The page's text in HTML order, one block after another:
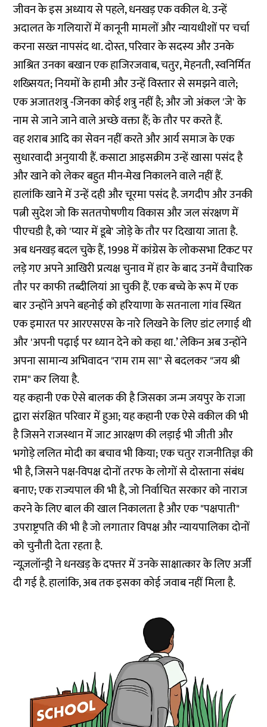
जीवन के इस अध्याय से पहले, धनखड़ एक वकील थे. उन्हें
अदालत के गलियारों में कानूनी मामलों और न्यायधीशों पर चर्चा
करना सख्त नापसंद था. दोस्त, परिवार के सदस्य और उनके
आश्रित उनका बखान एक हाजिरजवाब, चतुर, मेहनती, स्वनिर्मित
शख्सियत; नियमों के हामी और उन्हें विस्तार से समझने वाले;
एक अजातशत्रु -जिनका कोई शत्रु नहीं है; और जो अंकल 'जे' के
नाम से जाने जाने वाले अच्छे वक्ता हैं; के तौर पर करते हैं.
वह शराब आदि का सेवन नहीं करते और आर्य समाज के एक
सुधारवादी अनुयायी हैं. कसाटा आइसक्रीम उन्हें खासा पसंद है
और खाने को लेकर बहुत मीन-मेख निकालने वाले नहीं हैं.
हालांकि खाने में उन्हें दही और चूरमा पसंद है. जगदीप और उनकी
पत्नी सुदेश जो कि सततपोषणीय विकास और जल संरक्षण में
पीएचडी है, को 'प्यार में डूबे' जोड़े के तौर पर दिखाया जाता है.
अब धनखड़ बदल चुके हैं, 1998 में कांग्रेस के लोकसभा टिकट पर
लड़े गए अपने आखिरी प्रत्यक्ष चुनाव में हार के बाद उनमें वैचारिक
तौर पर काफी तब्दीलियां आ चुकी हैं. एक बच्चे के रूप में एक
बार उन्होंने अपने बहनोई को हरियाणा के सतनाला गांव स्थित
एक इमारत पर आरएसएस के नारे लिखने के लिए डांट लगाई थी
और 'अपनी पढ़ाई पर ध्यान देने को कहा था.’ लेकिन अब उन्होंने
अपना सामान्य अभिवादन "राम राम सा" से बदलकर "जय श्री
राम" कर लिया है.
यह कहानी एक ऐसे बालक की है जिसका जन्म जयपुर के राजा
द्वारा संरक्षित परिवार में हुआ; यह कहानी एक ऐसे वकील की भी
है जिसने राजस्थान में जाट आरक्षण की लड़ाई भी जीती और
भगोड़े ललित मोदी का बचाव भी किया; एक चतुर राजनीतिज्ञ की
भी है, जिसने पक्ष-विपक्ष दोनों तरफ के लोगों से दोस्ताना संबंध
बनाए; एक राज्यपाल की भी है, जो निर्वाचित सरकार को नाराज
करने के लिए बाल की खाल निकालता है और एक "पक्षपाती"
उपराष्ट्रपति की भी है जो लगातार विपक्ष और न्यायपालिका दोनों
को चुनौती देता रहता है.
न्यूज़लॉन्ड्री ने धनखड़ के दफ्तर में उनके साक्षात्कार के लिए अर्जी
दी गई है. हालांकि, अब तक इसका कोई जवाब नहीं मिला है.